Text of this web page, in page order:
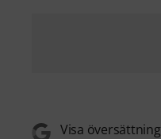
Visa översättning